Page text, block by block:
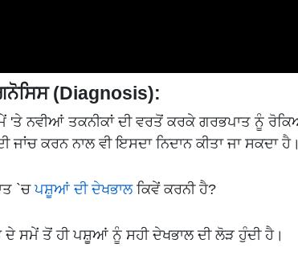
(Diagnosis):
'ਤੇ ਨਵੀਆਂ ਤਕਨੀਕਾਂ ਦੀ ਵਰਤੋਂ ਕਰਕੇ ਗਰਭਪਾਤ ਨੂੰ
ਜਾਂਚ ਕਰਨ ਨਾਲ ਵੀ ਇਸਦਾ ਨਿਦਾਨ ਕੀਤਾ ਜਾ ਸਕਦਾ
`ਚਪਸ਼ੂਆਂ ਦੀ ਦੇਖਭਾਲਕਿਵੇਂ ਕਰਨੀ ਹੈ?
ਦੇ ਸਮੇਂ ਤੋਂ ਹੀ ਪਸ਼ੂਆਂ ਨੂੰ ਸਹੀ ਦੇਖਭਾਲ ਦੀ ਲੋੜ ਹੁੰਦੀ ਹੈ।